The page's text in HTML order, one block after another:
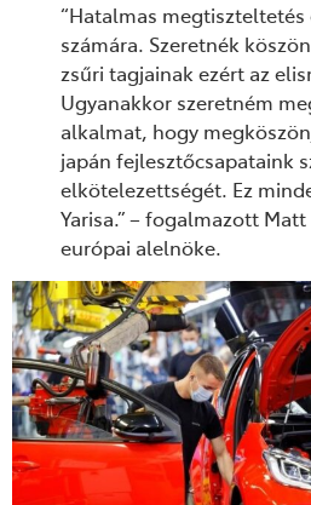
“Hatalmas megtiszteltetés
számára. Szeretnék
zsűri tagjainak ezért az
Ugyanakkor szeretném
alkalmat, hogy
japán fejlesztőcsapataink
elkötelezettségét. Ez
Yarisa.” – fogalmazott
európai alelnöke.